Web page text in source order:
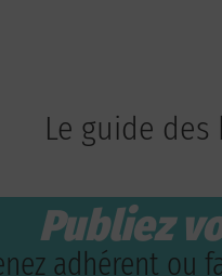
Le guide
Publiez
adhérent ou